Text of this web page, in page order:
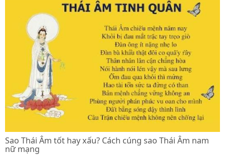
Sao Thái Âm tốt hay xấu? Cách cúng sao Thái Âm nam
nữ mạng